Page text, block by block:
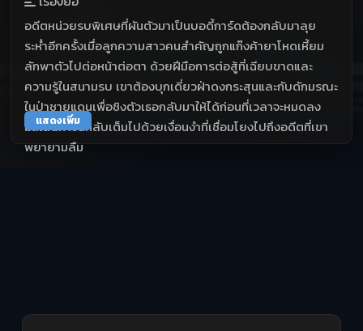
อดีตหน่วยรบพิเศษที่ผันตัวมาเป็นบอดี้การ์ดต้องกลับมาลุย
ระห่ำอีกครั้งเมื่อลูกความสาวคนสำคัญถูกแก๊งค้ายาโหดเหี้ยม
ลักพาตัวไปต่อหน้าต่อตา ด้วยฝีมือการต่อสู้ที่เฉียบขาดและ
ความรู้ในสนามรบ เขาต้องบุกเดี่ยวฝ่าดงกระสุนและกับดักมรณะ
ในป่าชายแดนเพื่อชิงตัวเธอกลับมาให้ได้ก่อนที่เวลาจะหมดลง
แต่เส้นทางนี้กลับเต็มไปด้วยเงื่อนงำที่เชื่อมโยงไปถึงอดีตที่เขา
พยายามลืม
แสดงเพิ่ม